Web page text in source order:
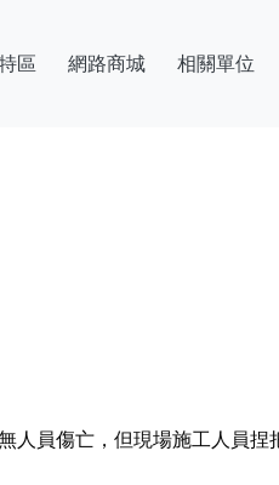
區 網路商城 相關單位
員傷亡，但現場施工人員